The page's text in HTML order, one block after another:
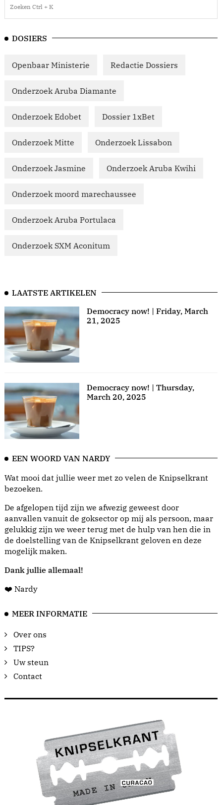
DOSIERS
Openbaar Ministerie Redactie Dossiers
Onderzoek Aruba Diamante
Onderzoek Edobet Dossier 1xBet
Onderzoek Mitte Onderzoek Lissabon
Onderzoek Jasmine Onderzoek Aruba Kwihi
Onderzoek moord marechaussee
Onderzoek Aruba Portulaca
Onderzoek SXM Aconitum
LAATSTE ARTIKELEN
Democracy now! | Friday, March
21, 2025
Democracy now! | Thursday,
March 20, 2025
EEN WOORD VAN NARDY
Wat mooi dat jullie weer met zo velen de Knipselkrant
bezoeken.
De afgelopen tijd zijn we afwezig geweest door
aanvallen vanuit de goksector op mij als persoon, maar
gelukkig zijn we weer terug met de hulp van hen die in
de doelstelling van de Knipselkrant geloven en deze
mogelijk maken.
Dank jullie allemaal!
❤️ Nardy
MEER INFORMATIE
Over ons
TIPS?
Uw steun
Contact